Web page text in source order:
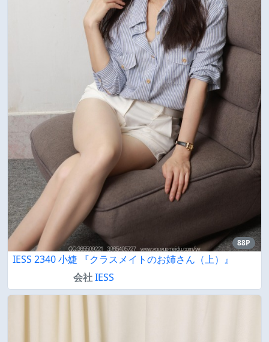
88P
IESS 2340 小婕 『クラスメイトのお姉さん（上）』
会社IESS